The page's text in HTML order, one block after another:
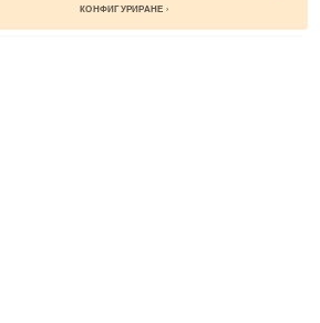
КОНФИГУРИРАНЕ